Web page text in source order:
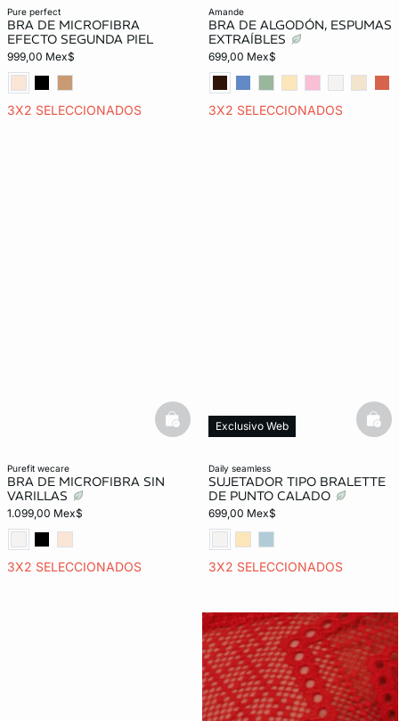
pure perfect
BRA DE MICROFIBRA
EFECTO SEGUNDA PIEL
999,00 Mex$
3X2 SELECCIONADOS
amande
BRA DE ALGODÓN, ESPUMAS
EXTRAÍBLES
699,00 Mex$
3X2 SELECCIONADOS
purefit wecare
BRA DE MICROFIBRA SIN
VARILLAS
1.099,00 Mex$
3X2 SELECCIONADOS
basketfull
daily seamless
SUJETADOR TIPO BRALETTE
DE PUNTO CALADO
699,00 Mex$
3X2 SELECCIONADOS
Exclusivo Web